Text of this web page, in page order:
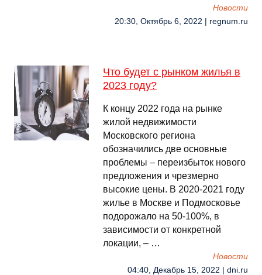
Новости
20:30, Октябрь 6, 2022 | regnum.ru
Что будет с рынком жилья в
2023 году?
К концу 2022 года на рынке
жилой недвижимости
Московского региона
обозначились две основные
проблемы – переизбыток нового
предложения и чрезмерно
высокие цены. В 2020-2021 году
жилье в Москве и Подмосковье
подорожало на 50-100%, в
зависимости от конкретной
локации, – …
Новости
04:40, Декабрь 15, 2022 | dni.ru